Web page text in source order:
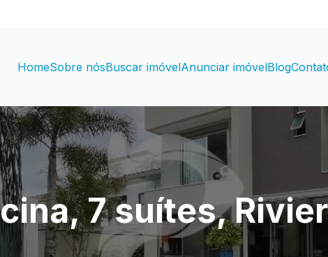
HomeSobre nósBuscar imóvelAnunciar imóvelBlog
7 suítes,